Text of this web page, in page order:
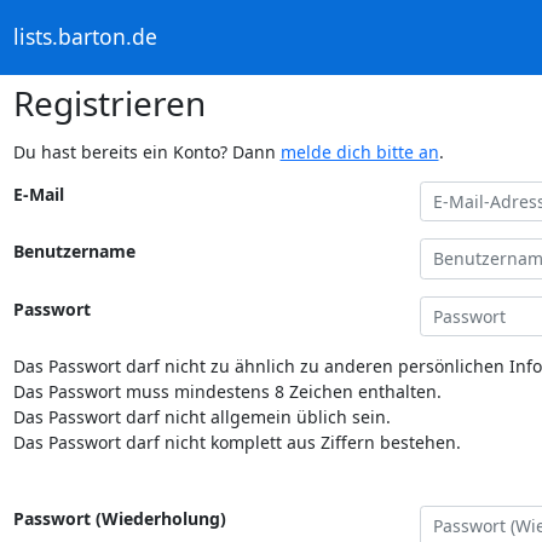
lists.barton.de
Registrieren
Du hast bereits ein Konto? Dann melde dich bitte an.
E-Mail
Benutzername
Passwort
Das Passwort darf nicht zu ähnlich zu anderen persönlichen
Das Passwort muss mindestens 8 Zeichen enthalten.
Das Passwort darf nicht allgemein üblich sein.
Das Passwort darf nicht komplett aus Ziffern bestehen.
Passwort (Wiederholung)